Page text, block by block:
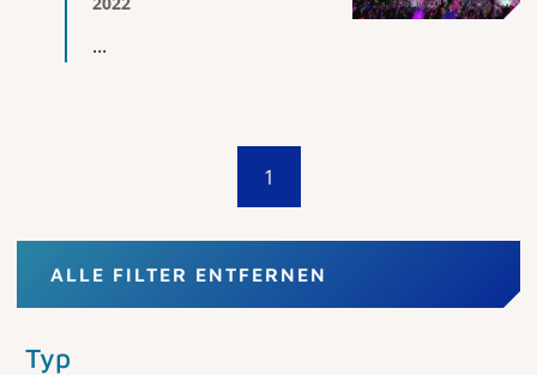
...
1
ALLE FILTER ENTFERNEN
Typ